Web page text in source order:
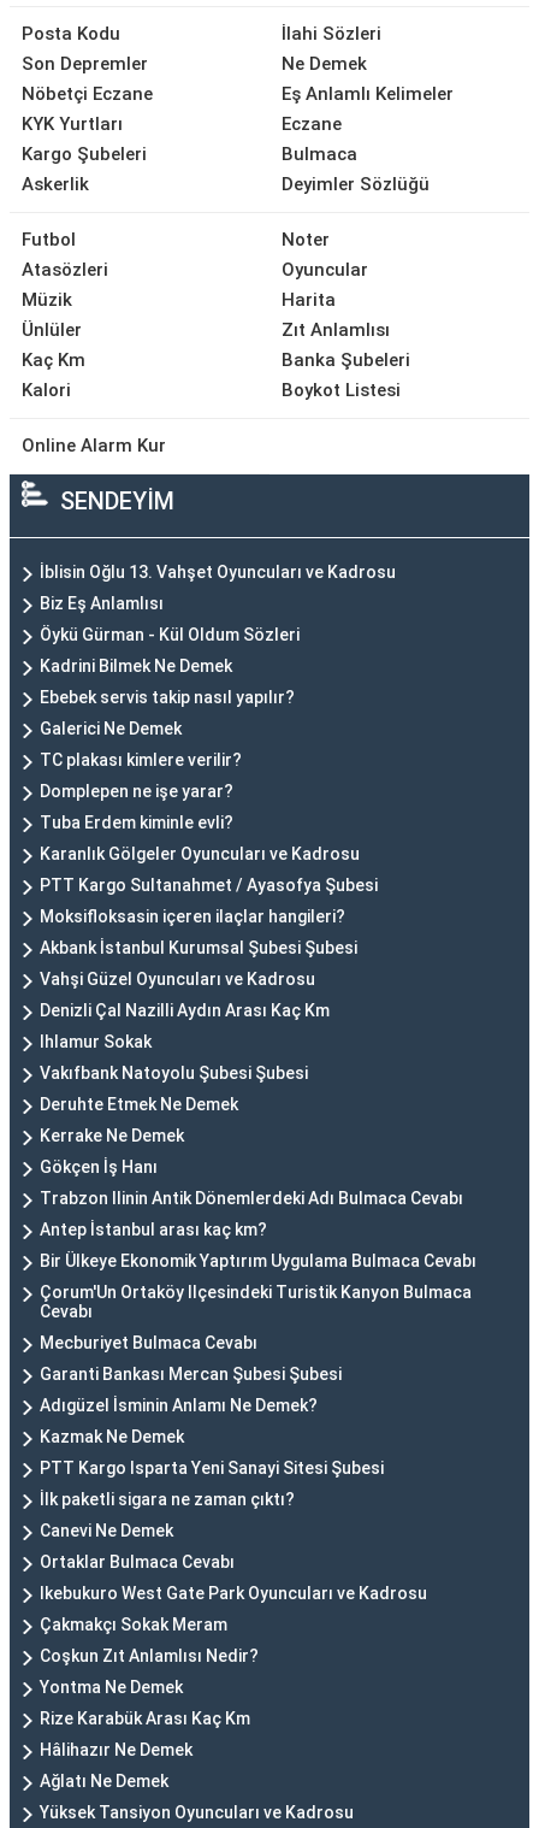
Posta Kodu
Son Depremler
Nöbetçi Eczane
KYK Yurtları
Kargo Şubeleri
Askerlik
İlahi Sözleri
Ne Demek
Eş Anlamlı Kelimeler
Eczane
Bulmaca
Deyimler Sözlüğü
Futbol
Atasözleri
Müzik
Ünlüler
Kaç Km
Kalori
Noter
Oyuncular
Harita
Zıt Anlamlısı
Banka Şubeleri
Boykot Listesi
Online Alarm Kur
SENDEYİM
İblisin Oğlu 13. Vahşet Oyuncuları ve Kadrosu
Biz Eş Anlamlısı
Öykü Gürman - Kül Oldum Sözleri
Kadrini Bilmek Ne Demek
Ebebek servis takip nasıl yapılır?
Galerici Ne Demek
TC plakası kimlere verilir?
Domplepen ne işe yarar?
Tuba Erdem kiminle evli?
Karanlık Gölgeler Oyuncuları ve Kadrosu
PTT Kargo Sultanahmet / Ayasofya Şubesi
Moksifloksasin içeren ilaçlar hangileri?
Akbank İstanbul Kurumsal Şubesi Şubesi
Vahşi Güzel Oyuncuları ve Kadrosu
Denizli Çal Nazilli Aydın Arası Kaç Km
Ihlamur Sokak
Vakıfbank Natoyolu Şubesi Şubesi
Deruhte Etmek Ne Demek
Kerrake Ne Demek
Gökçen İş Hanı
Trabzon Ilinin Antik Dönemlerdeki Adı Bulmaca Cevabı
Antep İstanbul arası kaç km?
Bir Ülkeye Ekonomik Yaptırım Uygulama Bulmaca Cevabı
Çorum'Un Ortaköy Ilçesindeki Turistik Kanyon Bulmaca
Cevabı
Mecburiyet Bulmaca Cevabı
Garanti Bankası Mercan Şubesi Şubesi
Adıgüzel İsminin Anlamı Ne Demek?
Kazmak Ne Demek
PTT Kargo Isparta Yeni Sanayi Sitesi Şubesi
İlk paketli sigara ne zaman çıktı?
Canevi Ne Demek
Ortaklar Bulmaca Cevabı
Ikebukuro West Gate Park Oyuncuları ve Kadrosu
Çakmakçı Sokak Meram
Coşkun Zıt Anlamlısı Nedir?
Yontma Ne Demek
Rize Karabük Arası Kaç Km
Hâlihazır Ne Demek
Ağlatı Ne Demek
Yüksek Tansiyon Oyuncuları ve Kadrosu